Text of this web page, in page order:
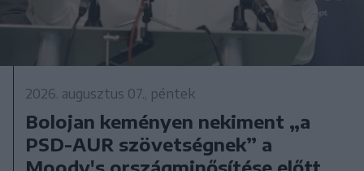
2026. augusztus 07., péntek
Bolojan keményen nekiment „a
PSD-AUR szövetségnek” a